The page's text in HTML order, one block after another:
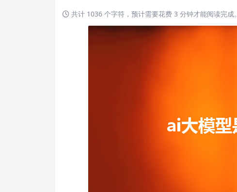
共计 1036 个字符，预计需要花费 3 分钟才能阅读完成。